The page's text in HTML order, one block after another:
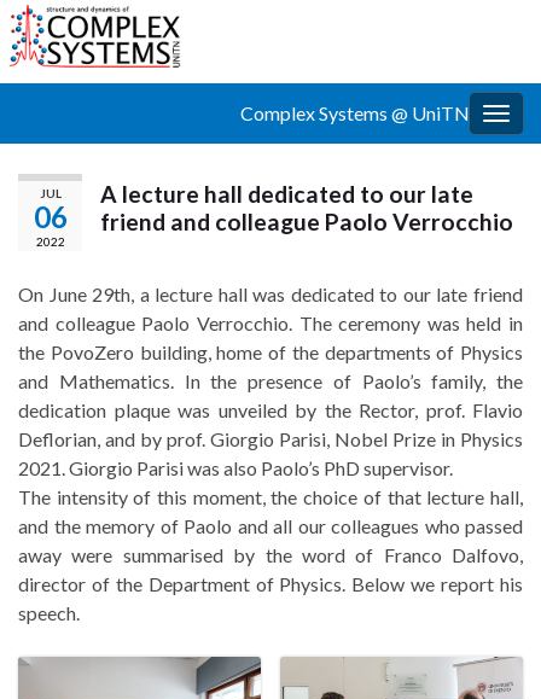
Complex Systems @ UniTN
JUL
06
2022
A lecture hall dedicated to our late
friend and colleague Paolo Verrocchio
On June 29th, a lecture hall was dedicated to our late friend
and colleague Paolo Verrocchio. The ceremony was held in
the PovoZero building, home of the departments of Physics
and Mathematics. In the presence of Paolo’s family, the
dedication plaque was unveiled by the Rector, prof. Flavio
Deflorian, and by prof. Giorgio Parisi, Nobel Prize in Physics
2021. Giorgio Parisi was also Paolo’s PhD supervisor.
The intensity of this moment, the choice of that lecture hall,
and the memory of Paolo and all our colleagues who passed
away were summarised by the word of Franco Dalfovo,
director of the Department of Physics. Below we report his
speech.